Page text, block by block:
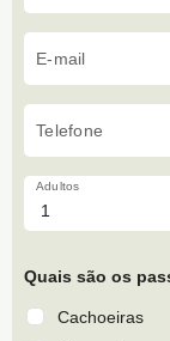
E-mail
Telefone
Adultos
Quais são os
Cachoeiras